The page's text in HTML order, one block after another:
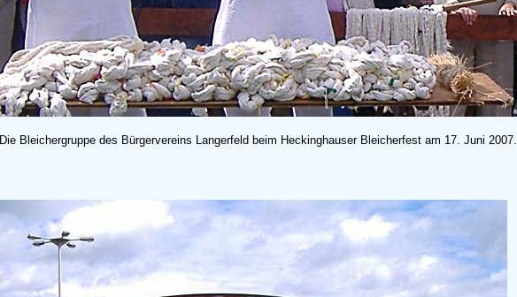
Die Bleichergruppe des Bürgervereins Langerfeld beim Heckinghauser Bleicherfest am 17. Juni 2007.